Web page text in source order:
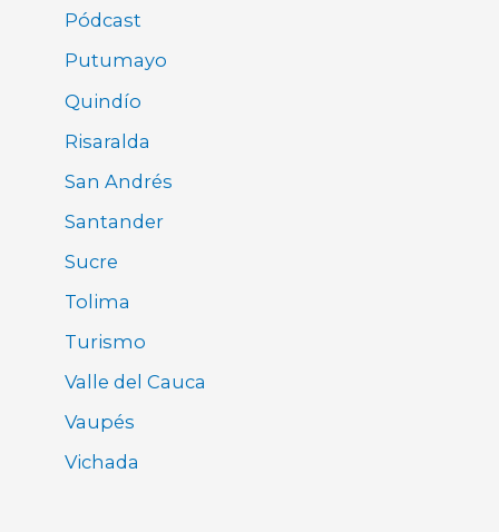
Pódcast
Putumayo
Quindío
Risaralda
San Andrés
Santander
Sucre
Tolima
Turismo
Valle del Cauca
Vaupés
Vichada